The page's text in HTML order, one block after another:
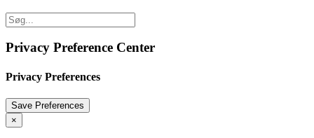
Privacy Preference Center
Privacy Preferences
×